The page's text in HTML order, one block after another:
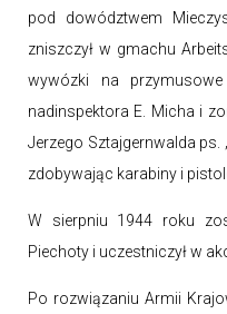
pod dowództwem
zniszczył w gmachu
wywózki na
nadinspektora E. Micha i
Jerzego Sztajgernwalda ps.
zdobywając karabiny i
W sierpniu 1944 roku
Piechoty i uczestniczył w
Po rozwiązaniu Armii